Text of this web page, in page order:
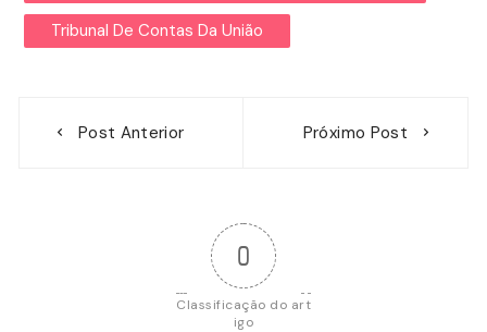
Tribunal De Contas Da União
Post Anterior Próximo Post
0
Classificação do art
igo